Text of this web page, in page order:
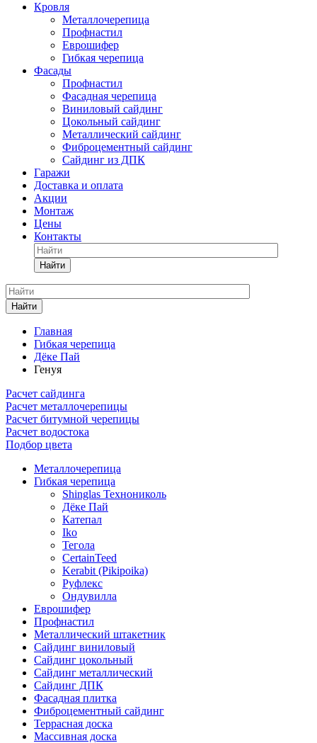
Кровля
Металлочерепица
Профнастил
Еврошифер
Гибкая черепица
Фасады
Профнастил
Фасадная черепица
Виниловый сайдинг
Цокольный сайдинг
Металлический сайдинг
Фиброцементный сайдинг
Сайдинг из ДПК
Гаражи
Доставка и оплата
Акции
Монтаж
Цены
Контакты
Найти
Найти
Главная
Гибкая черепица
Дёке Пай
Генуя
Расчет сайдинга
Расчет металлочерепицы
Расчет битумной черепицы
Расчет водостока
Подбор цвета
Металлочерепица
Гибкая черепица
Shinglas Технониколь
Дёке Пай
Катепал
Iko
Тегола
CertainTeed
Kerabit (Pikipoika)
Руфлекс
Ондувилла
Еврошифер
Профнастил
Металлический штакетник
Сайдинг виниловый
Сайдинг цокольный
Сайдинг металлический
Сайдинг ДПК
Фасадная плитка
Фиброцементный сайдинг
Террасная доска
Массивная доска